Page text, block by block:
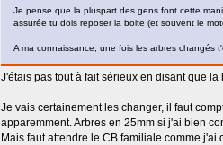
Je pense que la pluspart des gens font cette
assurée tu dois reposer la boite (et souvent le
A ma connaissance, une fois les arbres changés
J'étais pas tout à fait sérieux en disant que
Je vais certainement les changer, il faut
apparemment. Arbres en 25mm si j'ai bien
Mais faut attendre le CB familiale comme